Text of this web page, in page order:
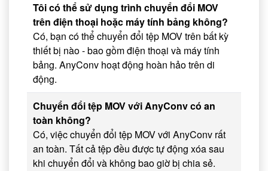
Tôi có thể sử dụng trình chuyển đổi MOV
trên điện thoại hoặc máy tính bảng không?
Có, bạn có thể chuyển đổi tệp MOV trên bất kỳ
thiết bị nào - bao gồm điện thoại và máy tính
bảng. AnyConv hoạt động hoàn hảo trên di
động.
Chuyển đổi tệp MOV với AnyConv có an
toàn không?
Có, việc chuyển đổi tệp MOV với AnyConv rất
an toàn. Tất cả tệp đều được tự động xóa sau
khi chuyển đổi và không bao giờ bị chia sẻ.